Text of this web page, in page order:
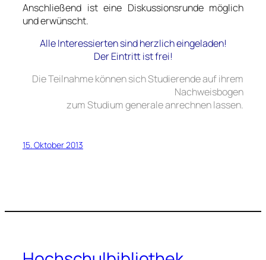
Anschließend ist eine Diskussionsrunde möglich
und erwünscht.
Alle Interessierten sind herzlich eingeladen!
Der Eintritt ist frei!
Die Teilnahme können sich Studierende auf ihrem
Nachweisbogen
zum Studium generale anrechnen lassen.
15. Oktober 2013